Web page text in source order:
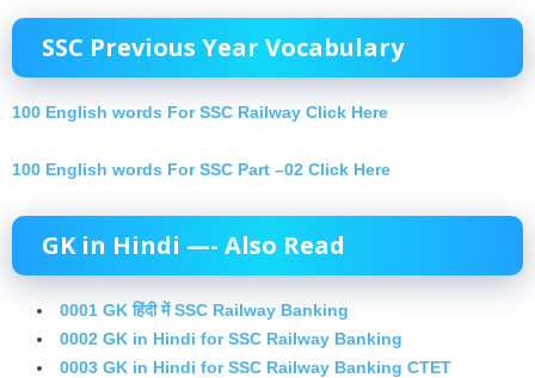
SSC Previous Year Vocabulary
100 English words For SSC Railway Click Here
100 English words For SSC Part –02 Click Here
GK in Hindi —- Also Read
0001 GK हिंदी में SSC Railway Banking
0002 GK in Hindi for SSC Railway Banking
0003 GK in Hindi for SSC Railway Banking CTET